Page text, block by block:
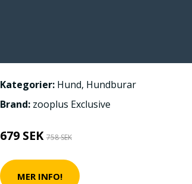
Kategorier: Hund, Hundburar
Brand: zooplus Exclusive
679 SEK 758 SEK
MER INFO!